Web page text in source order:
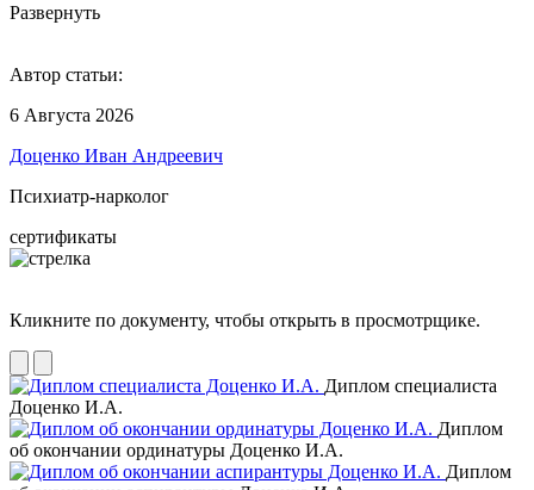
Развернуть
Автор статьи:
6 Августа 2026
Доценко Иван Андреевич
Психиатр-нарколог
сертификаты
Кликните по документу, чтобы открыть в просмотрщике.
Диплом специалиста
Доценко И.А.
Диплом
об окончании ординатуры Доценко И.А.
Диплом